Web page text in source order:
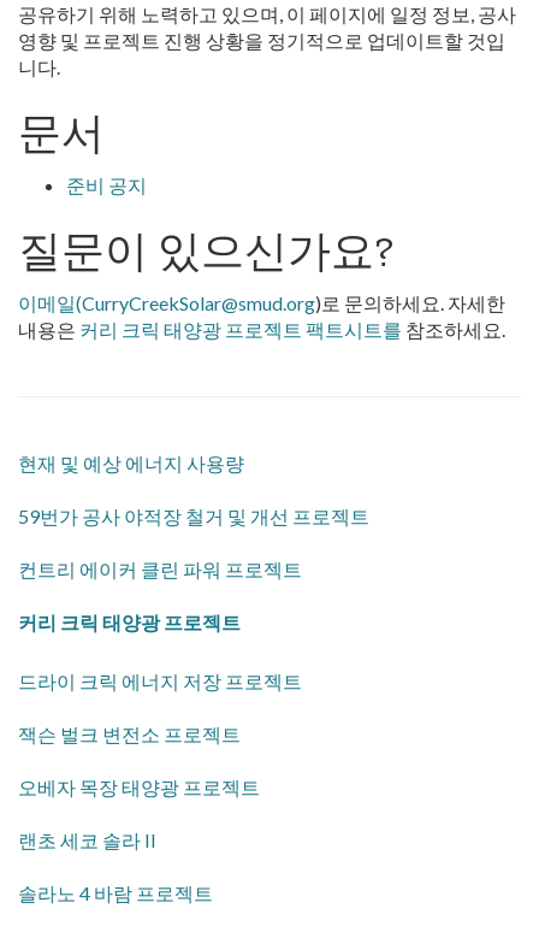
공유하기 위해 노력하고 있으며, 이 페이지에 일정 정보, 공사
영향 및 프로젝트 진행 상황을 정기적으로 업데이트할 것입
니다.
문서
준비 공지
질문이 있으신가요?
이메일(CurryCreekSolar@smud.org)로 문의하세요. 자세한
내용은 커리 크릭 태양광 프로젝트 팩트시트를 참조하세요.
현재 및 예상 에너지 사용량
59번가 공사 야적장 철거 및 개선 프로젝트
컨트리 에이커 클린 파워 프로젝트
커리 크릭 태양광 프로젝트
드라이 크릭 에너지 저장 프로젝트
잭슨 벌크 변전소 프로젝트
오베자 목장 태양광 프로젝트
랜초 세코 솔라 II
솔라노 4 바람 프로젝트